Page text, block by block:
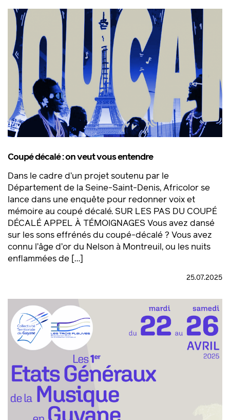
Coupé décalé : on veut vous entendre
Dans le cadre d’un projet soutenu par le
Département de la Seine-Saint-Denis, Africolor se
lance dans une enquête pour redonner voix et
mémoire au coupé décalé. SUR LES PAS DU COUPÉ
DÉCALÉ APPEL À TÉMOIGNAGES Vous avez dansé
sur les sons effrénés du coupé-décalé ? Vous avez
connu l’âge d’or du Nelson à Montreuil, ou les nuits
enflammées de […]
25.07.2025